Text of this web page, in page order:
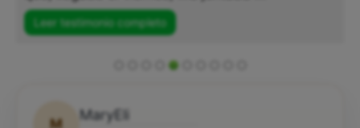
Leer testimonio completo
M
MaryEli